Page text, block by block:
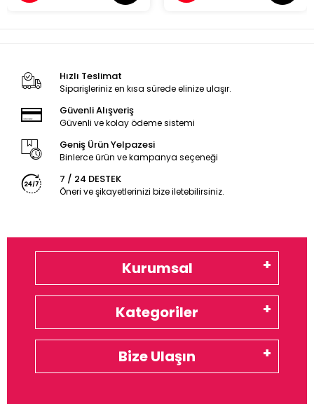
Hızlı Teslimat
Siparişleriniz en kısa sürede elinize ulaşır.
Güvenli Alışveriş
Güvenli ve kolay ödeme sistemi
Geniş Ürün Yelpazesi
Binlerce ürün ve kampanya seçeneği
7 / 24 DESTEK
Öneri ve şikayetlerinizi bize iletebilirsiniz.
Kurumsal
Kategoriler
Bize Ulaşın